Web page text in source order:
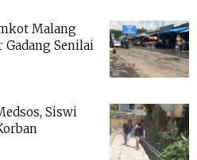
Malang
Gadang Senilai
Siswi